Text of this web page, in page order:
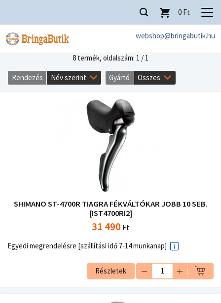
webshop@bringabutik.hu
0 Ft
8 termék, oldalszám: 1 / 1
Rendezés Név szerint Gyártó Összes
SHIMANO ST-4700R TIAGRA FÉKVÁLTÓKAR JOBB 10 SEB.
[IST4700RI2]
31 490 Ft
Egyedi megrendelésre [szállítási idő 7-14 munkanap]
Részletek